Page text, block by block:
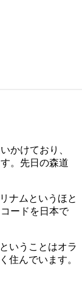
かけており、
。先日の森道
ナムというほと
ードを日本で
いうことはオラ
住んでいます。